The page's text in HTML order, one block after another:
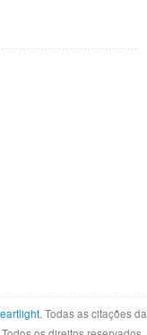
. Todas as citações